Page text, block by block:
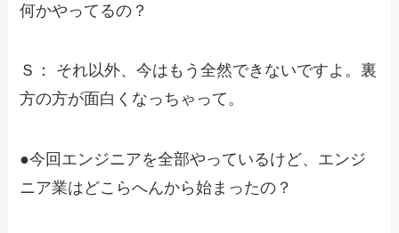
何かやってるの？
Ｓ： それ以外、今はもう全然できないですよ。裏
方の方が面白くなっちゃって。
●今回エンジニアを全部やっているけど、エンジ
ニア業はどこらへんから始まったの？